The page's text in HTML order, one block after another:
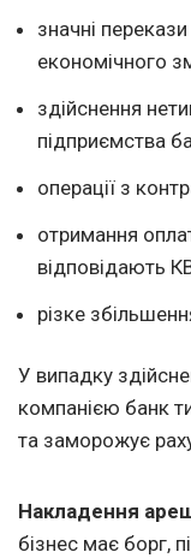
значні
економічного
здійснення
підприємства
операції з
отримання
відповідають
різке
У випадку
компанією банк
та заморожує
Накладення
бізнес має борг,